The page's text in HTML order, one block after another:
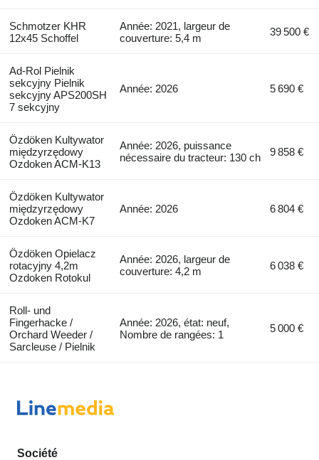
Schmotzer KHR
12x45 Schoffel
Année: 2021, largeur de
couverture: 5,4 m
39 500 €
Ad-Rol Pielnik
sekcyjny Pielnik
sekcyjny APS200SH
7 sekcyjny
Année: 2026 5 690 €
Özdöken Kultywator
międzyrzędowy
Ozdoken ACM-K13
Année: 2026, puissance
nécessaire du tracteur: 130 ch
9 858 €
Özdöken Kultywator
międzyrzędowy
Ozdoken ACM-K7
Année: 2026 6 804 €
Özdöken Opielacz
rotacyjny 4,2m
Ozdoken Rotokul
Année: 2026, largeur de
couverture: 4,2 m
6 038 €
Roll- und
Fingerhacke /
Orchard Weeder /
Sarcleuse / Pielnik
Année: 2026, état: neuf,
Nombre de rangées: 1
5 000 €
Société